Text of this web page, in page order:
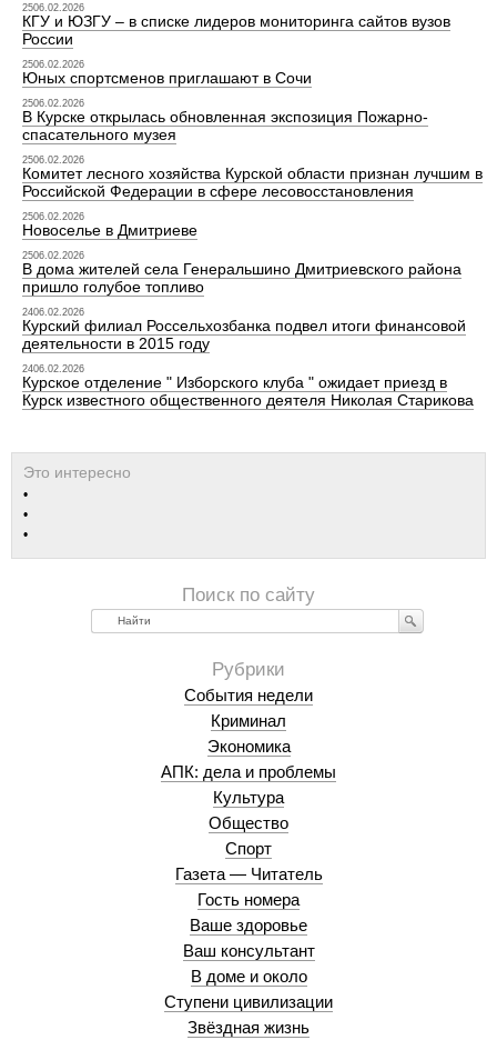
2506.02.2026
КГУ и ЮЗГУ – в списке лидеров мониторинга сайтов вузов
России
2506.02.2026
Юных спортсменов приглашают в Сочи
2506.02.2026
В Курске открылась обновленная экспозиция Пожарно-
спасательного музея
2506.02.2026
Комитет лесного хозяйства Курской области признан лучшим в
Российской Федерации в сфере лесовосстановления
2506.02.2026
Новоселье в Дмитриеве
2506.02.2026
В дома жителей села Генеральшино Дмитриевского района
пришло голубое топливо
2406.02.2026
Курский филиал Россельхозбанка подвел итоги финансовой
деятельности в 2015 году
2406.02.2026
Курское отделение " Изборского клуба " ожидает приезд в
Курск известного общественного деятеля Николая Старикова
Найти
События недели
Криминал
Экономика
АПК: дела и проблемы
Культура
Общество
Спорт
Газета — Читатель
Гость номера
Ваше здоровье
Ваш консультант
В доме и около
Ступени цивилизации
Звёздная жизнь